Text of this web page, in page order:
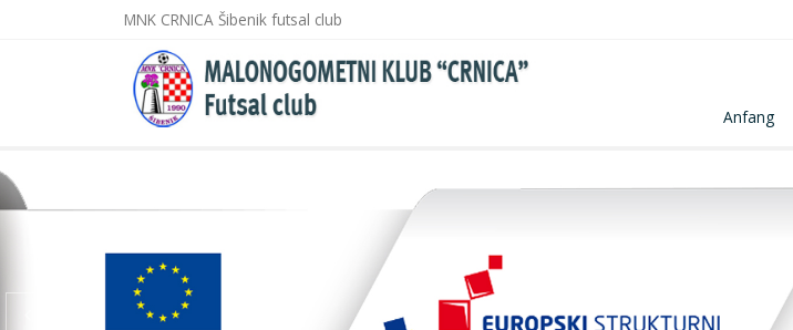
MNK CRNICA Šibenik futsal club
Anfang